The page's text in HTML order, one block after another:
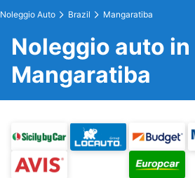
Noleggio Auto Brazil Mangaratiba
Noleggio auto in
Mangaratiba